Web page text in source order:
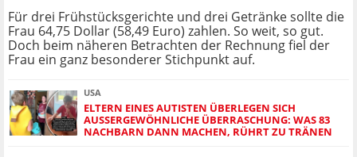
Für drei Frühstücksgerichte und drei Getränke sollte die
Frau 64,75 Dollar (58,49 Euro) zahlen. So weit, so gut.
Doch beim näheren Betrachten der Rechnung fiel der
Frau ein ganz besonderer Stichpunkt auf.
USA
ELTERN EINES AUTISTEN ÜBERLEGEN SICH
AUSSERGEWÖHNLICHE ÜBERRASCHUNG: WAS 83 N
ACHBARN DANN MACHEN, RÜHRT ZU TRÄNEN